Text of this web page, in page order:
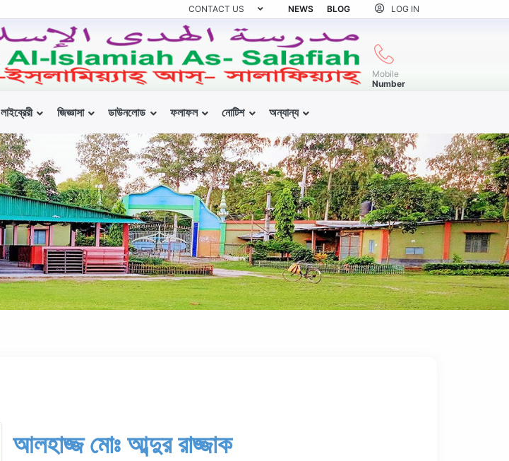
CONTACT US NEWS BLOG LOG IN
Mobile
Number
লাইব্রেরী জিজ্ঞাসা ডাউনলোড ফলাফল নোটিশ অন্যান্য
আলহাজ্জ মোঃ আব্দুর রাজ্জাক